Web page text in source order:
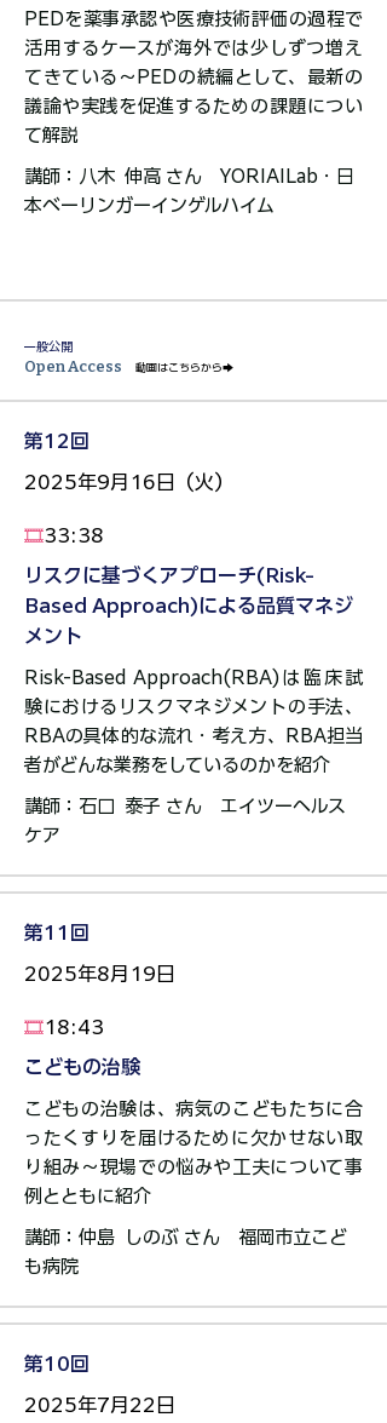
PEDを薬事承認や医療技術評価の過程で
活用するケースが海外では少しずつ増え
てきている～PEDの続編として、最新の
議論や実践を促進するための課題につい
て解説​
講師：八木 伸高 さん YORIAILab・日
本ベーリンガーインゲルハイム​​​​​​​​​
一般公開
Open Access 動画はこちらから➡️
第12回
2025年9月16日（火）
​🎞️33:38
リスクに基づくアプローチ(Risk-
Based Approach)による品質マネジ
メント
Risk-Based Approach(RBA)は臨床試
験におけるリスクマネジメントの手法、
RBAの具体的な流れ・考え方、RBA担当
者がどんな業務をしているのかを紹介
講師：石口 泰子 さん エイツーヘルス
ケア​​​​​​​​​
第11回
2025年8月19日
​🎞️18:43
こどもの治験
こどもの治験は、病気のこどもたちに合
ったくすりを届けるために欠かせない取
り組み～現場での悩みや工夫について事
例とともに紹介
講師：仲島 しのぶ さん ​福岡市立こど
も病院​​​​​​​​​
第10回
2025年7月22日